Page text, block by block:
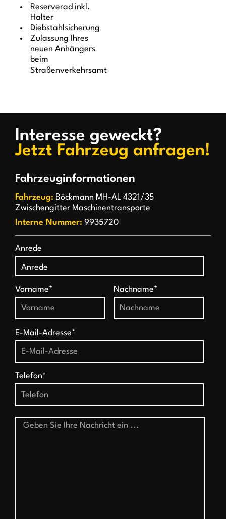
Reserverad inkl.
Halter
Diebstahlsicherung
Zulassung Ihres
neuen Anhängers
beim
Straßenverkehrsamt
Interesse geweckt?
Jetzt Fahrzeug anfragen!
Fahrzeuginformationen
Fahrzeug: Böckmann MH-AL 4321/35
Zwischengitter Maschinentransporte
Interne Nummer: 9935720
Anrede
Vorname* Nachname*
E-Mail-Adresse*
Telefon*